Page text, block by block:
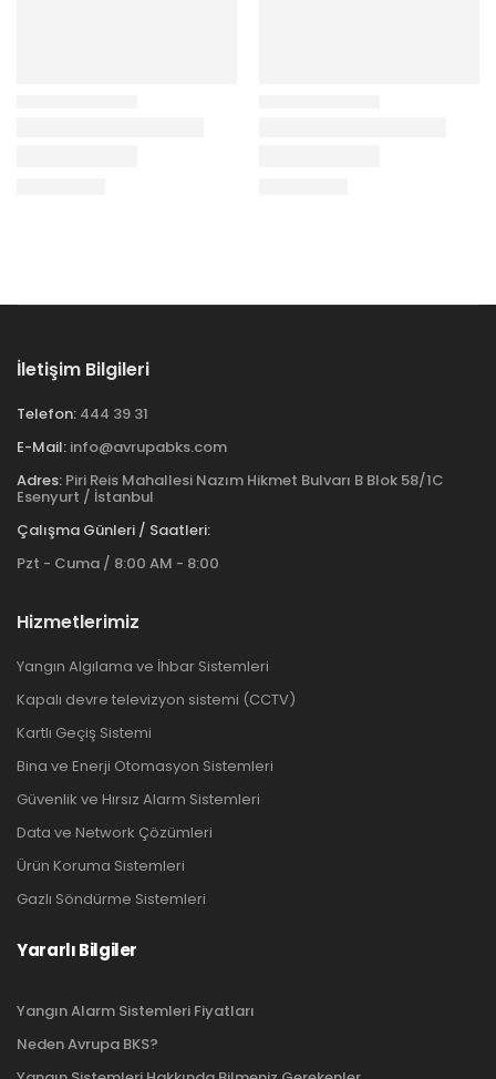
İletişim Bilgileri
Telefon: 444 39 31
E-Mail: info@avrupabks.com
Adres: Piri Reis Mahallesi Nazım Hikmet Bulvarı B Blok 58/1C
Esenyurt / İstanbul
Çalışma Günleri / Saatleri:
Pzt - Cuma / 8:00 AM - 8:00
Hizmetlerimiz
Yangın Algılama ve İhbar Sistemleri
Kapalı devre televizyon sistemi (CCTV)
Kartlı Geçiş Sistemi
Bina ve Enerji Otomasyon Sistemleri
Güvenlik ve Hırsız Alarm Sistemleri
Data ve Network Çözümleri
Ürün Koruma Sistemleri
Gazlı Söndürme Sistemleri
Yararlı Bilgiler
Yangın Alarm Sistemleri Fiyatları
Neden Avrupa BKS?